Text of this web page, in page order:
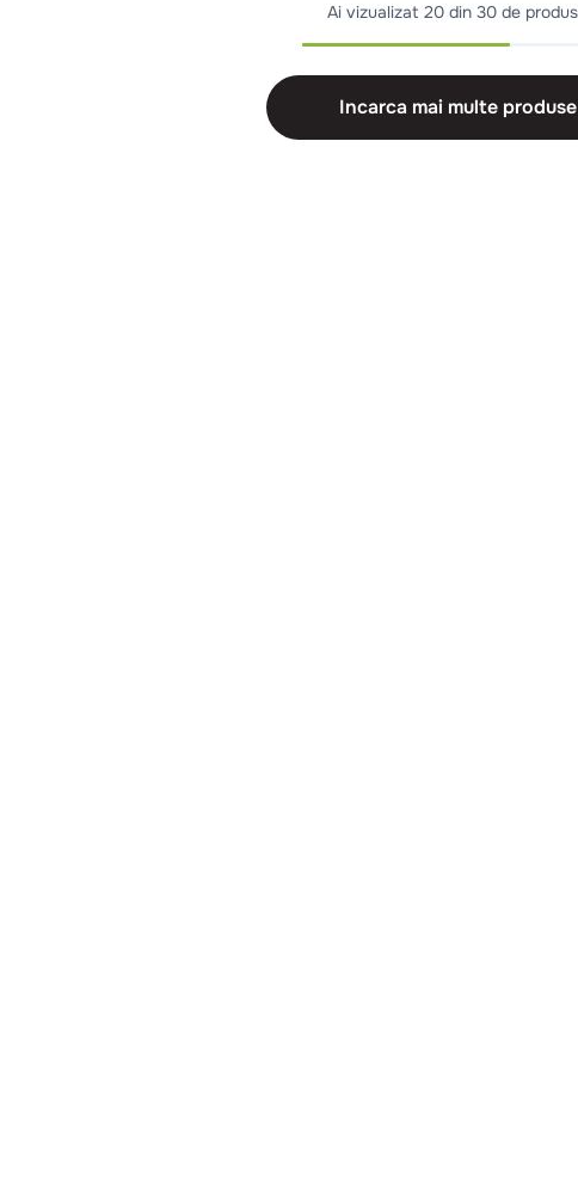
Ai vizualizat 20 din 30 de
Incarca mai multe produse